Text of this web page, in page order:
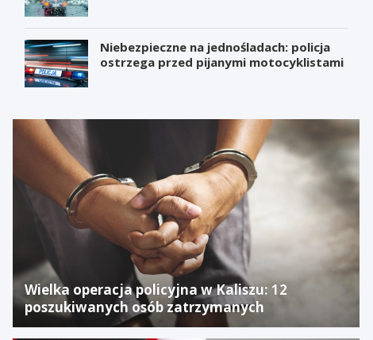
Niebezpieczne na jednośladach: policja
ostrzega przed pijanymi motocyklistami
Wielka operacja policyjna w Kaliszu: 12
poszukiwanych osób zatrzymanych